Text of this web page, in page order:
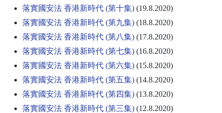
落實國安法 香港新時代 (第十集) (19.8.2020)
落實國安法 香港新時代 (第九集) (18.8.2020)
落實國安法 香港新時代 (第八集) (17.8.2020)
落實國安法 香港新時代 (第七集) (16.8.2020)
落實國安法 香港新時代 (第六集) (15.8.2020)
落實國安法 香港新時代 (第五集) (14.8.2020)
落實國安法 香港新時代 (第四集) (13.8.2020)
落實國安法 香港新時代 (第三集) (12.8.2020)